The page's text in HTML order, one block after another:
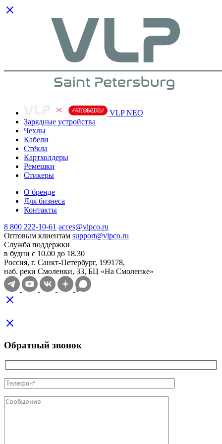
VLP NEO
Зарядные устройства
Чехлы
Кабели
Cтёкла
Картхолдеры
Ремешки
Стикеры
О бренде
Для бизнеса
Контакты
8 800 222-10-61 acces@vlpco.ru
Оптовым клиентам support@vlpco.ru
Служба поддержки
в будни с 10.00 до 18.30
Россия, г. Санкт-Петербург, 199178,
наб. реки Смоленки, 33, БЦ «На Смоленке»
Обратный звонок